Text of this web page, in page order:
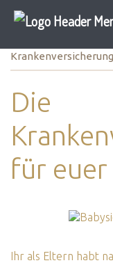
Krankenversicherung
Die
für euer
Ihr als Eltern habt